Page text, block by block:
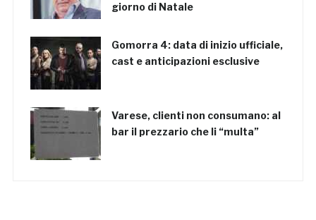
giorno di Natale
Gomorra 4: data di inizio ufficiale,
cast e anticipazioni esclusive
Varese, clienti non consumano: al
bar il prezzario che li “multa”